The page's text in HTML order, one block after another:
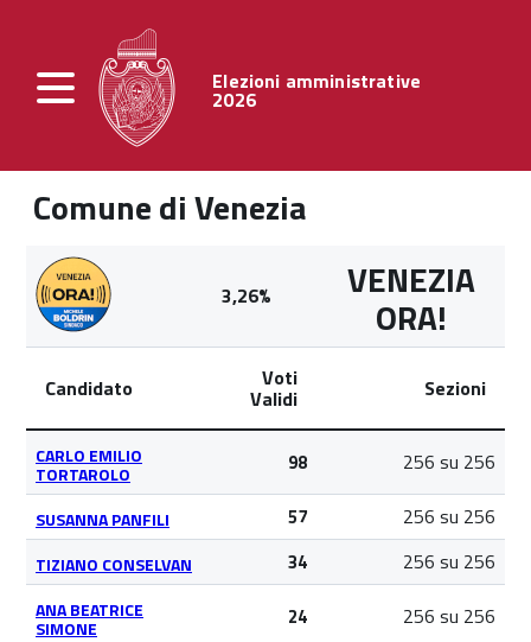
Elezioni amministrative
2026
Comune di Venezia
3,26% VENEZIA
ORA!
Candidato Voti
Validi Sezioni
CARLO EMILIO
TORTAROLO 98 256 su 256
SUSANNA PANFILI 57 256 su 256
TIZIANO CONSELVAN 34 256 su 256
ANA BEATRICE
SIMONE 24 256 su 256